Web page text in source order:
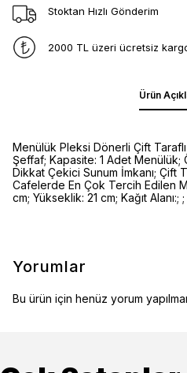
Stoktan Hızlı Gönderim
2000 TL üzeri ücretsiz
Ürün
Menülük Pleksi Dönerli Çift
Şeffaf; Kapasite: 1 Adet Menülük;
Dikkat Çekici Sunum İmkanı; Çift
Cafelerde En Çok Tercih Edilen
cm; Yükseklik: 21 cm; Kağıt
Yorumlar
Bu ürün için henüz yorum